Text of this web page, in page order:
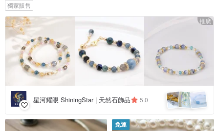
獨家販售
推廣
星河耀眼 ShiningStar | 天然石飾品 5.0
免運